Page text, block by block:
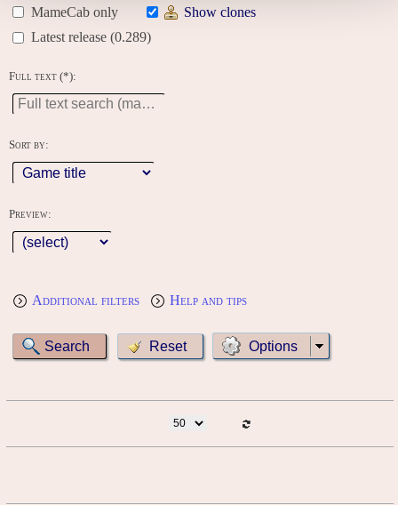
MameCab only
Show clones
Latest release (0.289)
Full text (*):
Sort by:
Preview:
Additional filters Help and tips
Options